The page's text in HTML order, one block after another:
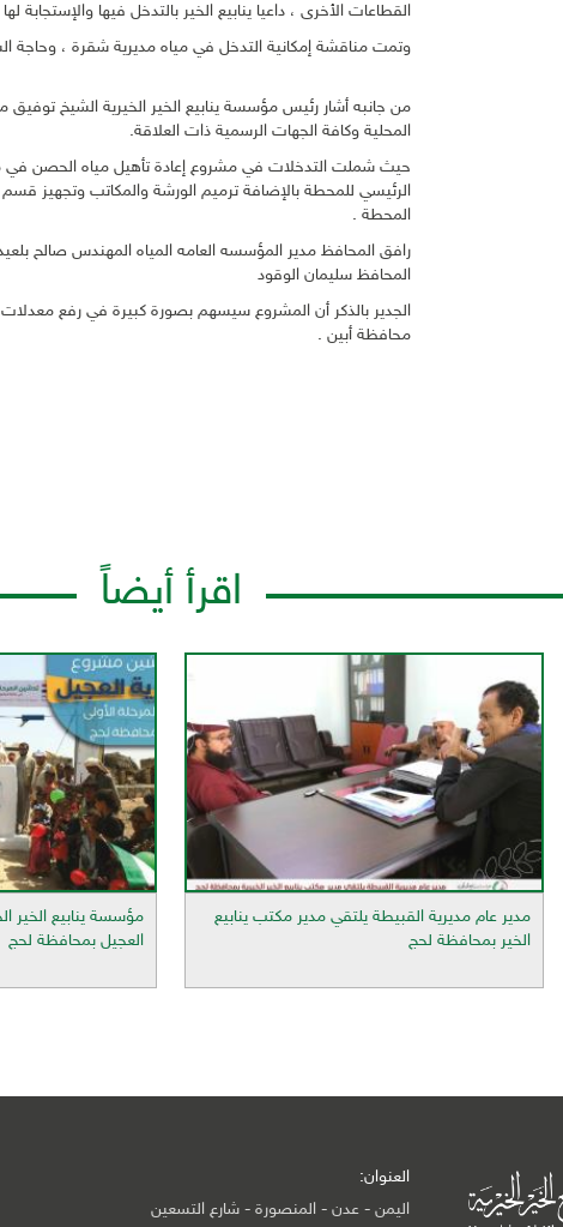
القطاعات الأخرى ، داعيا ينابيع الخير بالتدخل فيها والإستجابة
وتمت مناقشة إمكانية التدخل في مياه مديرية شقرة ، وحاجة
من جانبه أشار رئيس مؤسسة ينابيع الخير الخيرية الشيخ
المحلية وكافة الجهات الرسمية ذات العلاقة.
المحطة .
رافق المحافظ مدير المؤسسه العامه المياه المهندس صالح
المحافظ سليمان الوقود
الجدير بالذكر أن المشروع سيسهم بصورة كبيرة في رفع
محافظة أبين .
اقرأ أيضاً
مدير عام مديرية القبيطة يلتقي مدير مكتب ينابيع
الخير بمحافظة لحج
مؤسسة ينابيع الخير
العجيل بمحافظة لحج
العنوان:
اليمن - عدن - المنصورة - شارع التسعين